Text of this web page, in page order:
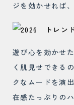
ジを効かせれば
遊び心を効かせ
く肌見せできる
クなムードを演
在感たっぷりの